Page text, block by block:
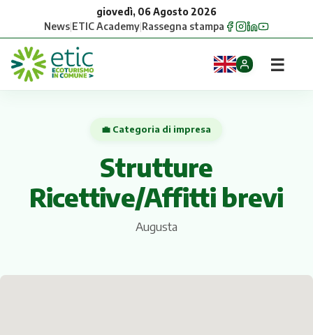
giovedì, 06 Agosto 2026
News|ETIC Academy|Rassegna stampa
Aziende
☰
💼 Categoria di impresa
Strutture
Ricettive/Affitti brevi
Augusta